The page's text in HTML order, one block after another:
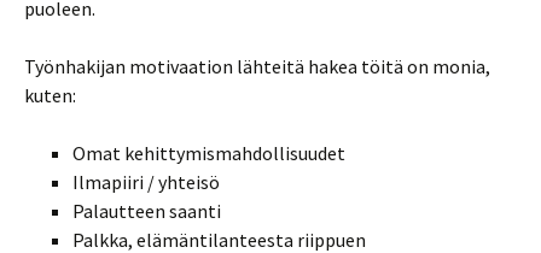
puoleen.
Työnhakijan motivaation lähteitä hakea töitä on monia,
kuten:
Omat kehittymismahdollisuudet
Ilmapiiri / yhteisö
Palautteen saanti
Palkka, elämäntilanteesta riippuen